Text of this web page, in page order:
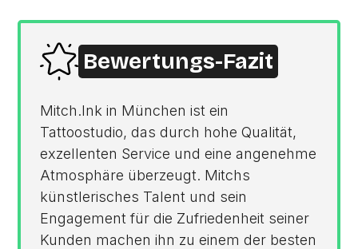
Bewertungs-Fazit
Mitch.Ink in München ist ein
Tattoostudio, das durch hohe Qualität,
exzellenten Service und eine angenehme
Atmosphäre überzeugt. Mitchs
künstlerisches Talent und sein
Engagement für die Zufriedenheit seiner
Kunden machen ihn zu einem der besten